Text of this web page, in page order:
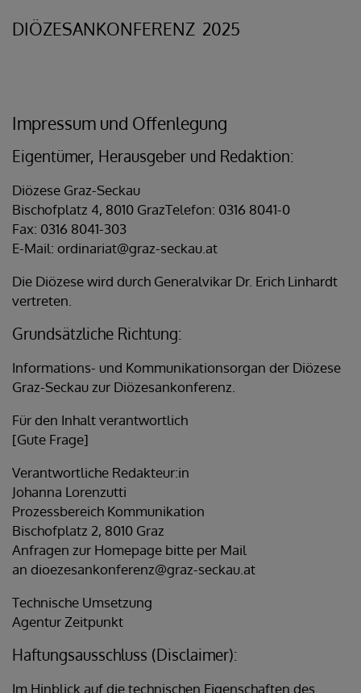
Impressum und Offenlegung
Eigentümer, Herausgeber und Redaktion:
Diözese Graz-Seckau
Bischofplatz 4, 8010 GrazTelefon: 0316 8041-0
Fax: 0316 8041-303
E-Mail: ordinariat@graz-seckau.at
Die Diözese wird durch Generalvikar Dr. Erich Linhardt
vertreten.
Grundsätzliche Richtung:
Informations- und Kommunikationsorgan der Diözese
Graz-Seckau zur Diözesankonferenz.
Für den Inhalt verantwortlich
[Gute Frage]
Verantwortliche Redakteur:in
Johanna Lorenzutti
Prozessbereich Kommunikation
Bischofplatz 2, 8010 Graz
Anfragen zur Homepage bitte per Mail
an dioezesankonferenz@graz-seckau.at
Technische Umsetzung
Agentur Zeitpunkt
Haftungsausschluss (Disclaimer):
Im Hinblick auf die technischen Eigenschaften des